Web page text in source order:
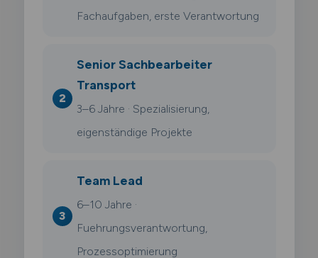
Fachaufgaben, erste Verantwortung
Senior Sachbearbeiter
Transport
3–6 Jahre · Spezialisierung,
eigenständige Projekte
Team Lead
6–10 Jahre ·
Fuehrungsverantwortung,
Prozessoptimierung